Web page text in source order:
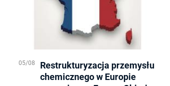
05/08
Restrukturyzacja przemysłu
chemicznego w Europie